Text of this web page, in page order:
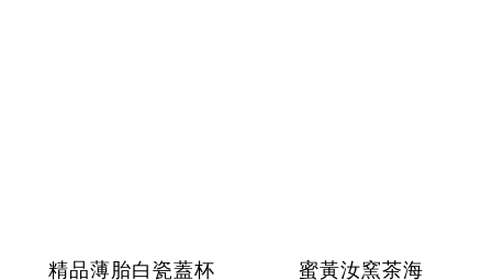
精品薄胎白瓷蓋杯 蜜黃汝窯茶海